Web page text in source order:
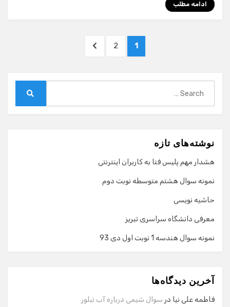
ادامه مطلب
PAGE
1
PAGE
2
NEXT
نوشته‌های تازه
هشدار مهم پلیس فتا به کاربران اینترنتی
نمونه سوال هشتم متوسطه نوبت دوم
حاشیه نویسی
معرفی دانشگاه سراسری تبریز
نمونه سوال هندسه 1 نوبت اول دی 93
آخرین دیدگاه‌ها
فاطمه علی نیا در سوال شیمی درباره آب تبلور
گفت‌وگو با دستیار هوشمند
سلام! برای شروع گفت‌وگو لطفاً شماره تماس یا ایمیل خود را
وارد کنید.